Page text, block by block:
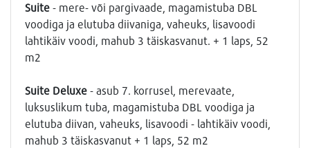
Suite - mere- või pargivaade, magamistuba DBL
voodiga ja elutuba diivaniga, vaheuks, lisavoodi
lahtikäiv voodi, mahub 3 täiskasvanut. + 1 laps, 52
m2
Suite Deluxe - asub 7. korrusel, merevaate,
luksuslikum tuba, magamistuba DBL voodiga ja
elutuba diivan, vaheuks, lisavoodi - lahtikäiv voodi,
mahub 3 täiskasvanut + 1 laps, 52 m2